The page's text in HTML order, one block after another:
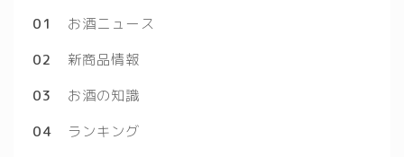
01
お酒ニュース
02
新商品情報
03
お酒の知識
04
ランキング